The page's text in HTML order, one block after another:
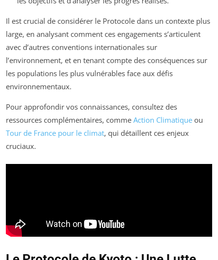
Il est crucial de considérer le Protocole dans un contexte plus
large, en analysant comment ces engagements s’articulent
avec d’autres conventions internationales sur
l’environnement, et en tenant compte des conséquences sur
les populations les plus vulnérables face aux défis
environnementaux.
Pour approfondir vos connaissances, consultez des
ressources complémentaires, comme Action Climatique ou
Tour de France pour le climat, qui détaillent ces enjeux
cruciaux.